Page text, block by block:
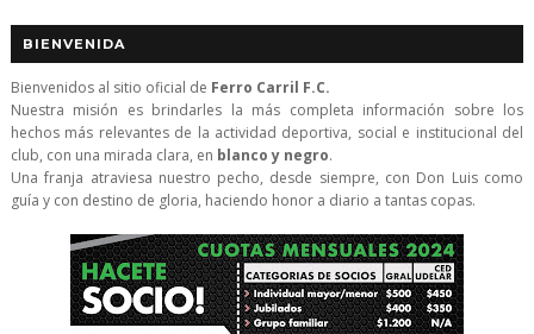
BIENVENIDA
Bienvenidos al sitio oficial de Ferro Carril F.C.
Nuestra misión es brindarles la más completa información sobre los
hechos más relevantes de la actividad deportiva, social e institucional del
club, con una mirada clara, en blanco y negro.
Una franja atraviesa nuestro pecho, desde siempre, con Don Luis como
guía y con destino de gloria, haciendo honor a diario a tantas copas.